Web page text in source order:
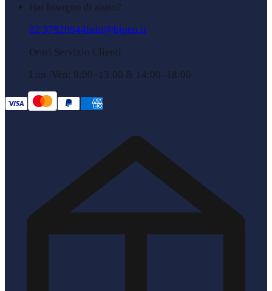
Hai bisogno di aiuto?
02 37920944info@bipen.it
Orari Servizio Clienti
Lun–Ven: 9:00–13:00 & 14:00–18:00